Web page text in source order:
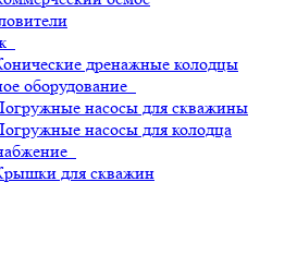
дренажные колодцы
оборудование
насосы для скважины
насосы для колодца
для скважин